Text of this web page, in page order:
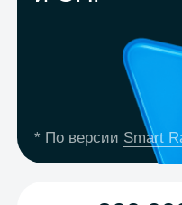
Только 3 из 100
подберём